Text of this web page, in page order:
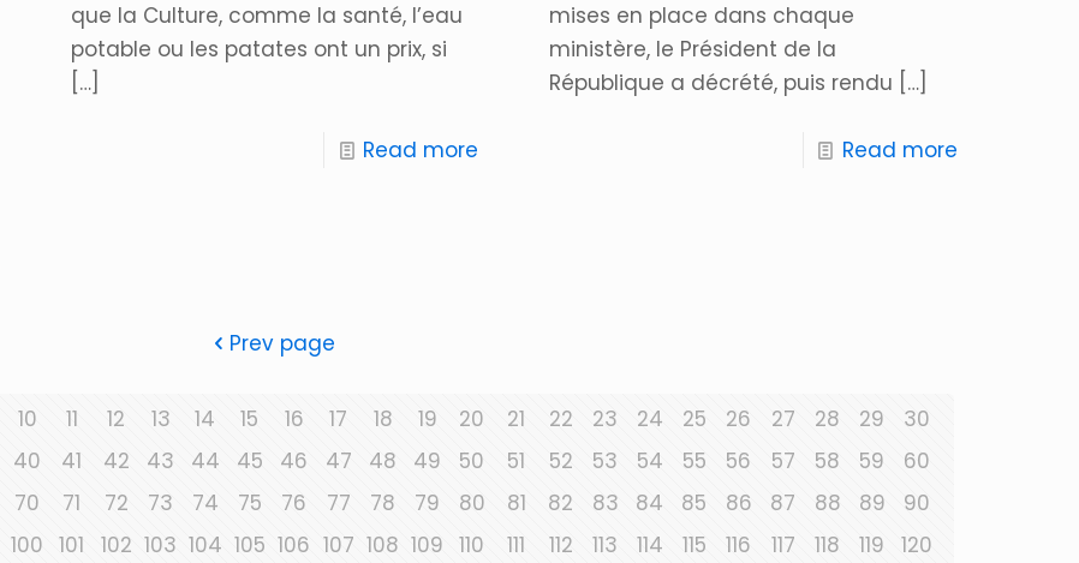
que la Culture, comme la santé, l’eau
potable ou les patates ont un prix, si
[…]
Read more
mises en place dans chaque
ministère, le Président de la
République a décrété, puis rendu […]
Read more
Prev page
10 11 12 13 14 15 16 17 18 19 20 21 22 23 24 25 26 27 28 29
30
40 41 42 43 44 45 46 47 48 49 50 51 52 53 54 55 56 57 58 59
60
70 71 72 73 74 75 76 77 78 79 80 81 82 83 84 85 86 87 88 89
90
100 101 102 103 104 105 106 107 108 109 110 111 112 113 114 115 116 117 118 119
120